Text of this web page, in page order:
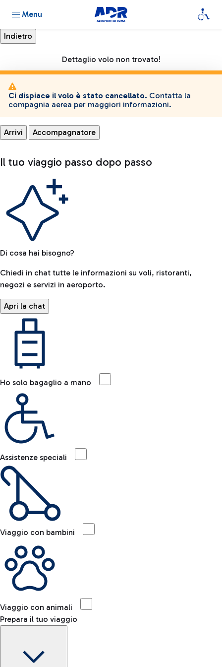
Menu
Dettaglio volo non trovato!
Ci dispiace il volo è stato cancellato. Contatta la
compagnia aerea per maggiori informazioni.
Arrivi Accompagnatore
Il tuo viaggio passo dopo passo
Di cosa hai bisogno?
Chiedi in chat tutte le informazioni su voli, ristoranti,
negozi e servizi in aeroporto.
Apri la chat
Ho solo bagaglio a mano
Assistenze speciali
Viaggio con bambini
Viaggio con animali
Prepara il tuo viaggio